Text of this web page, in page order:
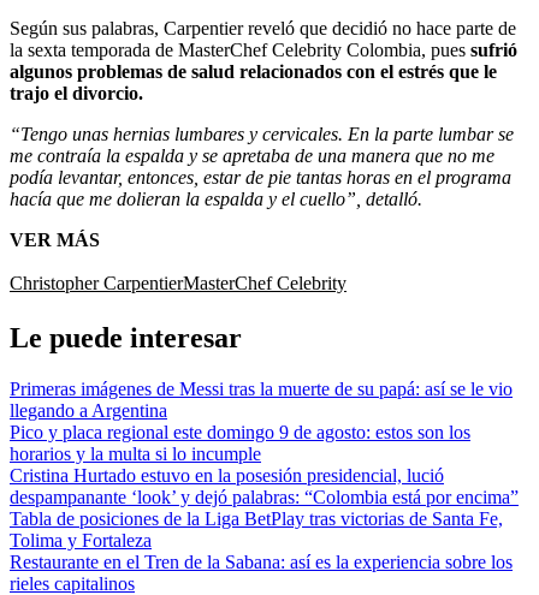
Según sus palabras, Carpentier reveló que decidió no hace parte de
la sexta temporada de MasterChef Celebrity Colombia, pues sufrió
algunos problemas de salud relacionados con el estrés que le
trajo el divorcio.
“Tengo unas hernias lumbares y cervicales. En la parte lumbar se
me contraía la espalda y se apretaba de una manera que no me
podía levantar, entonces, estar de pie tantas horas en el programa
hacía que me dolieran la espalda y el cuello”, detalló.
VER MÁS
Christopher CarpentierMasterChef Celebrity
Le puede interesar
Primeras imágenes de Messi tras la muerte de su papá: así se le vio
llegando a Argentina
Pico y placa regional este domingo 9 de agosto: estos son los
horarios y la multa si lo incumple
Cristina Hurtado estuvo en la posesión presidencial, lució
despampanante ‘look’ y dejó palabras: “Colombia está por encima”
Tabla de posiciones de la Liga BetPlay tras victorias de Santa Fe,
Tolima y Fortaleza
Restaurante en el Tren de la Sabana: así es la experiencia sobre los
rieles capitalinos